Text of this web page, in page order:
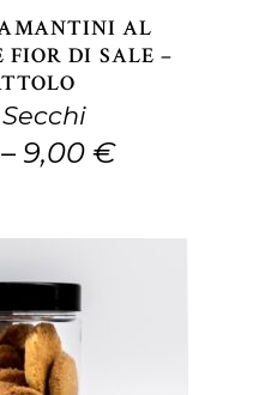
opzioni
possono
essere
scelte
nella
del
prodotto
AL
FIOR DI SALE –
9,00 €